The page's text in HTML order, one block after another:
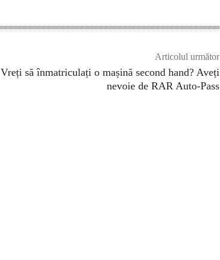
Articolul următor
Vreți să înmatriculați o mașină second hand? Aveți
nevoie de RAR Auto-Pass